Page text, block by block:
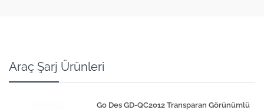
Araç Şarj Ürünleri
Go Des GD-QC2012 Transparan Görünümlü